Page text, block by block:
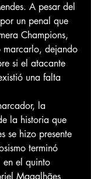
A pesar del
un penal que
Champions,
dejando
si el atacante
una falta
la
la historia que
se hizo presente
terminó
en el quinto